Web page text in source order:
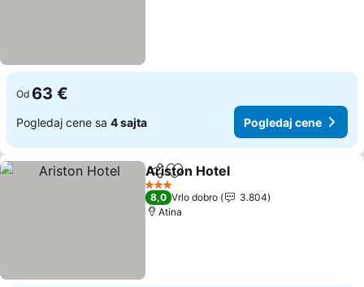
Od 63 €
Pogledaj cene sa 4 sajta Pogledaj cene
Deli Dodati u favorite
Ariston Hotel
3 Zvezdice
8,0 Vrlo dobro
3.804
Atina